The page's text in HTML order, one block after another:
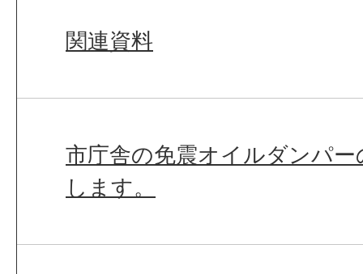
関連資料
市庁舎の免震オイルダンパ
します。